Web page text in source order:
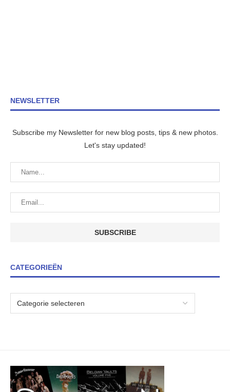
NEWSLETTER
Subscribe my Newsletter for new blog posts, tips & new photos.
Let's stay updated!
CATEGORIEËN